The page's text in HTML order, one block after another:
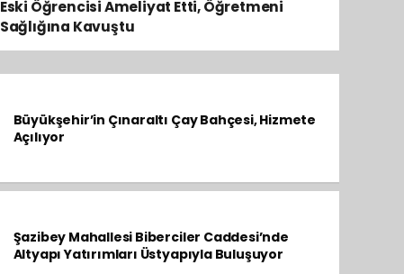
Eski Öğrencisi Ameliyat Etti, Öğretmeni
Sağlığına Kavuştu
Büyükşehir’in Çınaraltı Çay Bahçesi, Hizmete
Açılıyor
Şazibey Mahallesi Biberciler Caddesi’nde
Altyapı Yatırımları Üstyapıyla Buluşuyor